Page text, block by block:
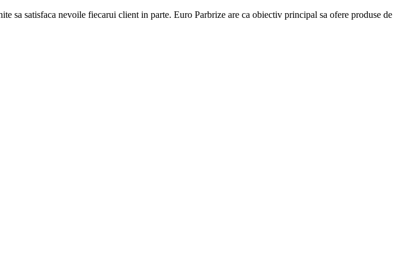
sa satisfaca nevoile fiecarui client in parte. Euro Parbrize are ca obiectiv principal sa ofere produse de